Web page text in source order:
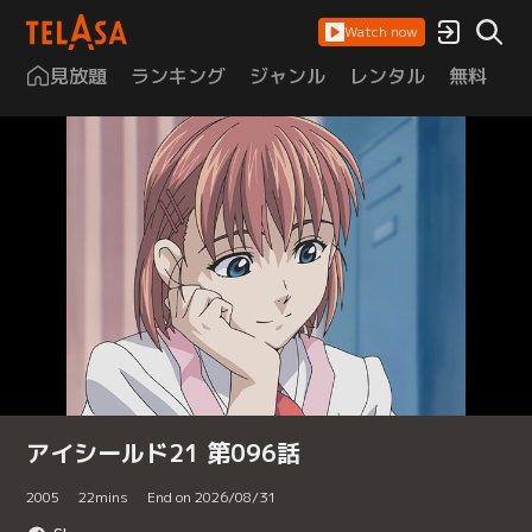
Watch now
見放題 ランキング ジャンル レンタル 無料
アイシールド21 第096話
2005 22mins End on 2026/08/31